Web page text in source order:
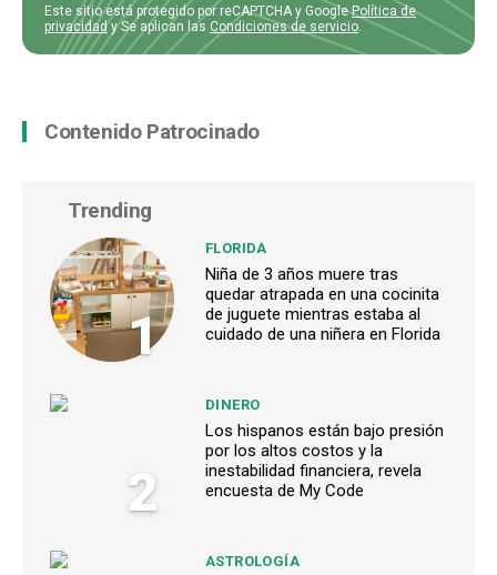
Este sitio está protegido por reCAPTCHA y GooglePolítica de
privacidady Se aplican las Condiciones de servicio
Contenido Patrocinado
Trending
1
FLORIDA
Niña de 3 años muere tras
quedar atrapada en una cocinita
de juguete mientras estaba al
cuidado de una niñera en Florida
2
DINERO
Los hispanos están bajo presión
por los altos costos y la
inestabilidad financiera, revela
encuesta de My Code
ASTROLOGÍA